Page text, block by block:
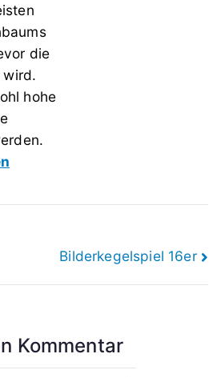
die
hohe
Bilderkegelspiel 16er
Kommentar